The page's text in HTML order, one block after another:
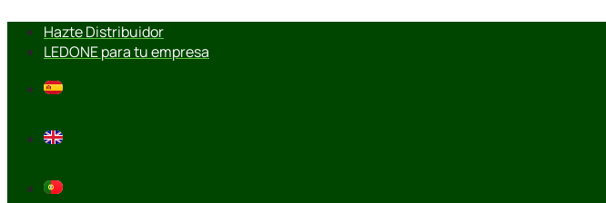
contenido
Hazte Distribuidor
LEDONE para tu empresa